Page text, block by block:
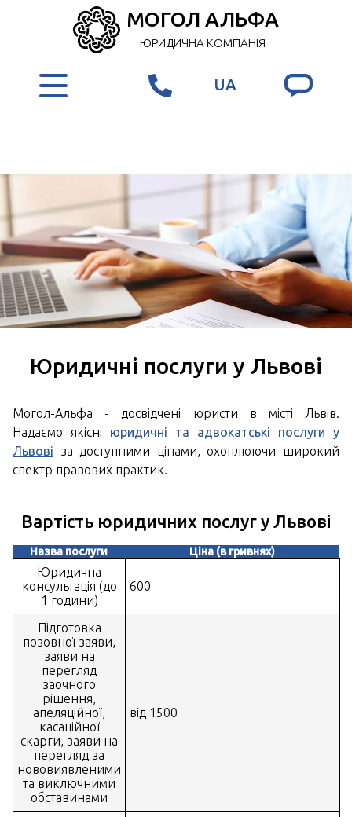
МОГОЛ АЛЬФА
ЮРИДИЧНА КОМПАНІЯ
UA
Юридичні послуги у Львові
Могол-Альфа - досвідчені юристи в місті Львів.
Надаємо якісні юридичні та адвокатські послуги у
Львові за доступними цінами, охоплюючи широкий
спектр правових практик.
Вартість юридичних послуг у Львові
Назва послуги Ціна (в гривнях)
Юридична
консультація (до
1 години)
600
Підготовка
позовної заяви,
заяви на
перегляд
заочного
рішення,
апеляційної,
касаційної
скарги, заяви на
перегляд за
нововиявленими
та виключними
обставинами
від 1500